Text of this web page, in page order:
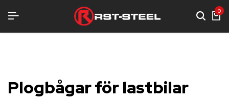
0
Plogbågar för lastbilar